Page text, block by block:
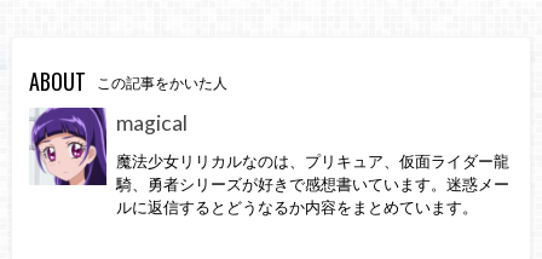
ABOUT この記事をかいた人
magical
魔法少女リリカルなのは、プリキュア、仮面ライダー龍
騎、勇者シリーズが好きで感想書いています。迷惑メー
ルに返信するとどうなるか内容をまとめています。